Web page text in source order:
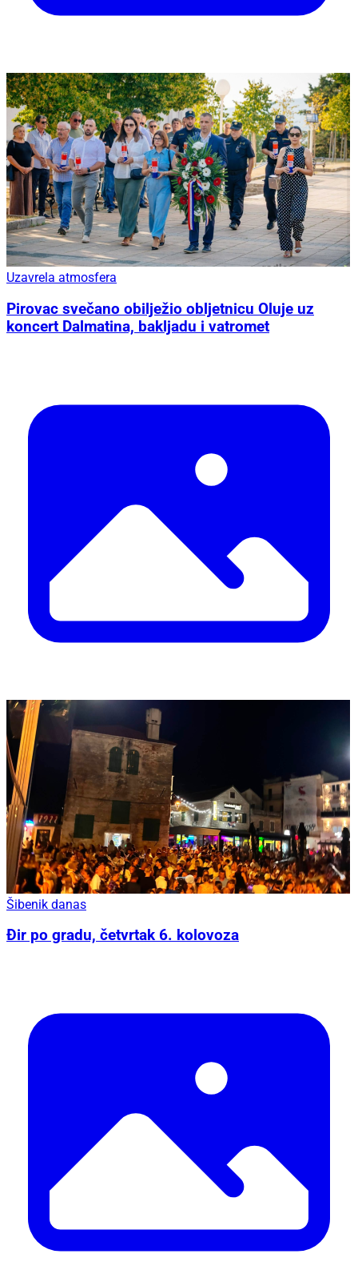
Uzavrela atmosfera
Pirovac svečano obilježio obljetnicu Oluje uz
koncert Dalmatina, bakljadu i vatromet
Šibenik danas
Đir po gradu, četvrtak 6. kolovoza